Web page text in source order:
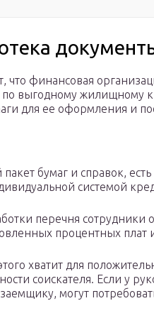
что финансовая
выгодному жилищному
для ее оформления и
пакет бумаг и справок,
системой
перечня
процентных
хватит для
соискателя. Если у
могут